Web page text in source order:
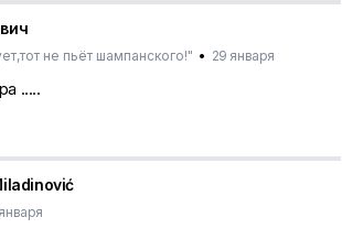
не пьёт шампанского!" • 29 января
.....